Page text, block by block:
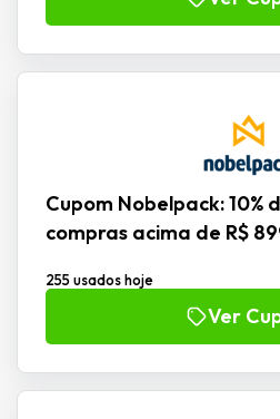
Cupom Nobelpack: 10%
compras acima de R$
255 usados hoje
Ver